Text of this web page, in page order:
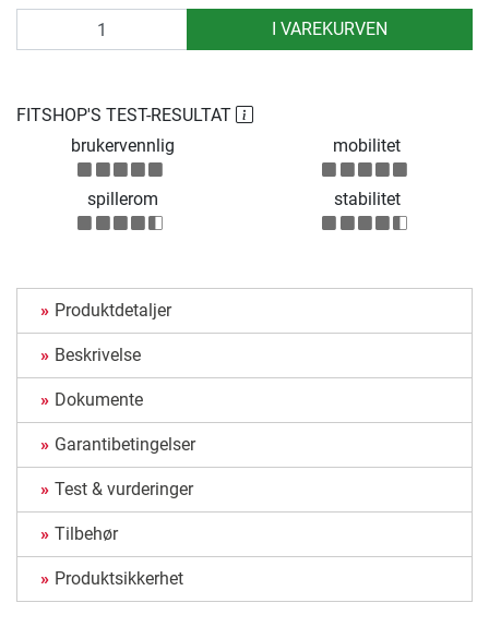
I VAREKURVEN
FITSHOP'S TEST-RESULTAT
brukervennlig
mobilitet
spillerom stabilitet
Produktdetaljer
Beskrivelse
Dokumente
Garantibetingelser
Test & vurderinger
Tilbehør
Produktsikkerhet